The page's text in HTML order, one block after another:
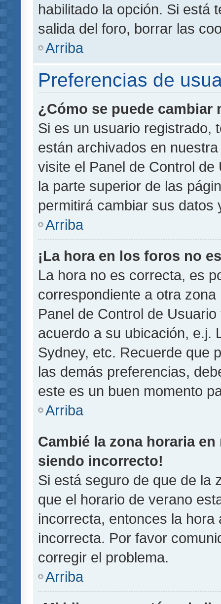
habilitado la opción. Si está
salida del foro, borrar las
Arriba
Preferencias de
¿Cómo se puede
Si es un usuario registrado,
están archivados en
visite el Panel de Control
la parte superior de las
permitirá cambiar sus datos
Arriba
¡La hora en los foros no
La hora no es correcta, es
correspondiente a otra
Panel de Control de
acuerdo a su ubicación, e.j.
Sydney, etc. Recuerde que
las demás preferencias,
este es un buen momento
Arriba
Cambié la zona horaria
siendo incorrecto!
Si está seguro de que de la
que el horario de verano
incorrecta, entonces la
incorrecta. Por favor
corregir el problema.
Arriba